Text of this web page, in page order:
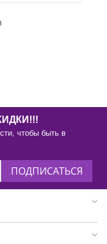
чтобы быть в
ПОДПИСАТЬСЯ